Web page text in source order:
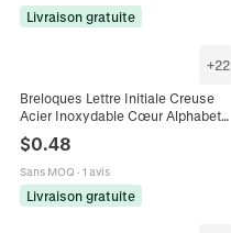
Livraison gratuite
+22
Breloques Lettre Initiale Creuse
Acier Inoxydable Cœur Alphabet
Pendentif Perles DIY Pour Bracelet
Collier
$0.48
Sans MOQ · 1 avis
Livraison gratuite